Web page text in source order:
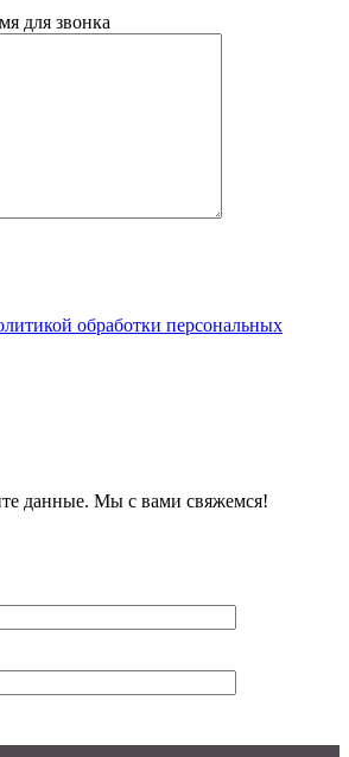
для звонка
обработки персональных
данные. Мы с вами свяжемся!